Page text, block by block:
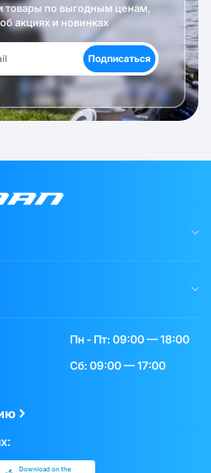
товары по выгодным ценам,
акциях и новинках
Подписаться
Пн - Пт: 09:00 — 18:00
Сб: 09:00 — 17:00
Download on the